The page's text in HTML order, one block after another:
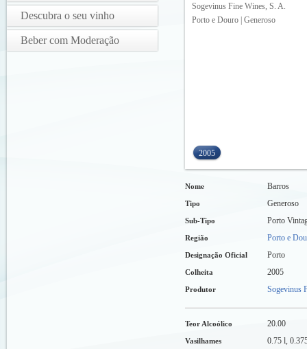
Descubra o seu vinho
Beber com Moderação
Sogevinus Fine Wines, S. A.
Porto e Douro | Generoso
2005
Nome Barros
Tipo Generoso
Sub-Tipo Porto
Região Porto e
Designação Oficial Porto
Colheita 2005
Produtor Sogevinus
Teor Alcoólico 20.00
Vasilhames 0.75 l,